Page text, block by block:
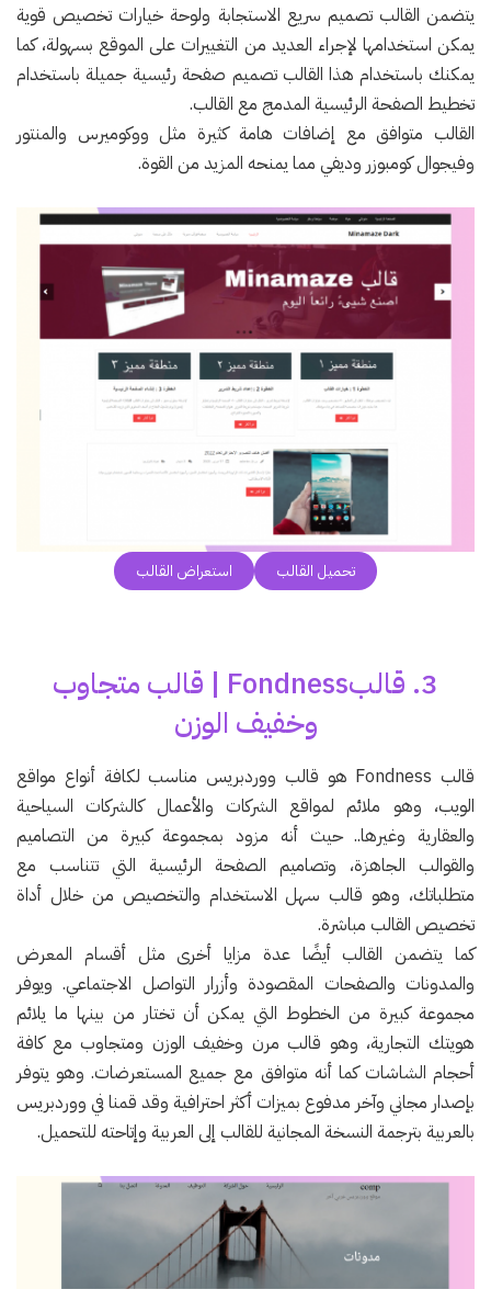
يتضمن القالب تصميم سريع الاستجابة ولوحة خيارات تخصيص قوية
يمكن استخدامها لإجراء العديد من التغييرات على الموقع بسهولة، كما
يمكنك باستخدام هذا القالب تصميم صفحة رئيسية جميلة باستخدام
تخطيط الصفحة الرئيسية المدمج مع القالب.
القالب متوافق مع إضافات هامة كثيرة مثل ووكوميرس والمنتور
وفيجوال كومبوزر وديفي مما يمنحه المزيد من القوة.
تحميل القالب استعراض القالب
3. قالبFondness | قالب متجاوب
وخفيف الوزن
قالب Fondness هو قالب ووردبريس مناسب لكافة أنواع مواقع
الويب، وهو ملائم لمواقع الشركات والأعمال كالشركات السياحية
والعقارية وغيرها.. حيث أنه مزود بمجموعة كبيرة من التصاميم
والقوالب الجاهزة، وتصاميم الصفحة الرئيسية التي تتناسب مع
متطلباتك، وهو قالب سهل الاستخدام والتخصيص من خلال أداة
تخصيص القالب مباشرة.
كما يتضمن القالب أيضًا عدة مزايا أخرى مثل أقسام المعرض
والمدونات والصفحات المقصودة وأزرار التواصل الاجتماعي. ويوفر
مجموعة كبيرة من الخطوط التي يمكن أن تختار من بينها ما يلائم
هويتك التجارية، وهو قالب مرن وخفيف الوزن ومتجاوب مع كافة
أحجام الشاشات كما أنه متوافق مع جميع المستعرضات. وهو يتوفر
بإصدار مجاني وآخر مدفوع بميزات أكثر احترافية وقد قمنا في ووردبريس
بالعربية بترجمة النسخة المجانية للقالب إلى العربية وإتاحته للتحميل.